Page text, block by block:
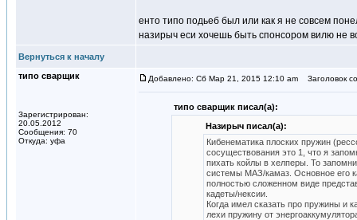
енто типо подьеб был или как я не совсем
назирыч еси хочешь быть спонсором вилю не
Вернуться к началу
типо сварщик
Зарегистрирован:
20.05.2012
Сообщения: 70
Откуда: уфа
Добавлено: Сб Мар 21, 2015 12:10 am Заголовок
типо сварщик писал(а):
Назирыч писал(а):
Кибенематика плоских пружин
сосуществования это 1, что я
пихать койлы в хелперы. То
системы МАЗ/камаз. Основное его
полностью сложенном виде
кадеты/нексии.
Когда имел сказать про пружины и
лехи пружину от